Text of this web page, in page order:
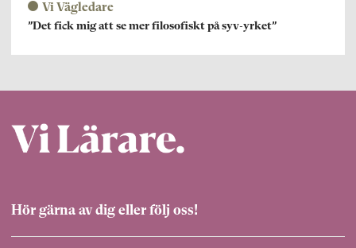
Vi Vägledare
”Det fick mig att se mer filosofiskt på syv-yrket”
Hör gärna av dig eller följ oss!